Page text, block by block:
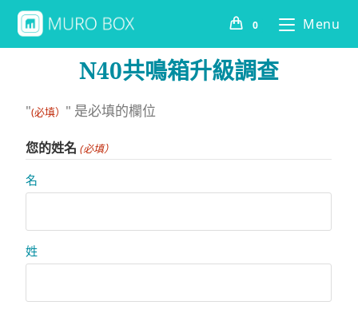
0 Menu
N40共鳴箱升級調查
"(必填） " 是必填的欄位
您的姓名 (必填）
名
姓